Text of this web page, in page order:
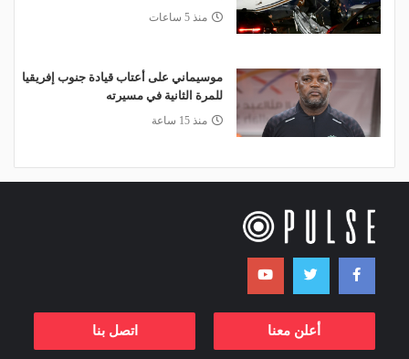
منذ 5 ساعات
موسيماني على أعتاب قيادة جنوب إفريقيا
للمرة الثانية في مسيرته
منذ 15 ساعة
أعلن معنا اتصل بنا